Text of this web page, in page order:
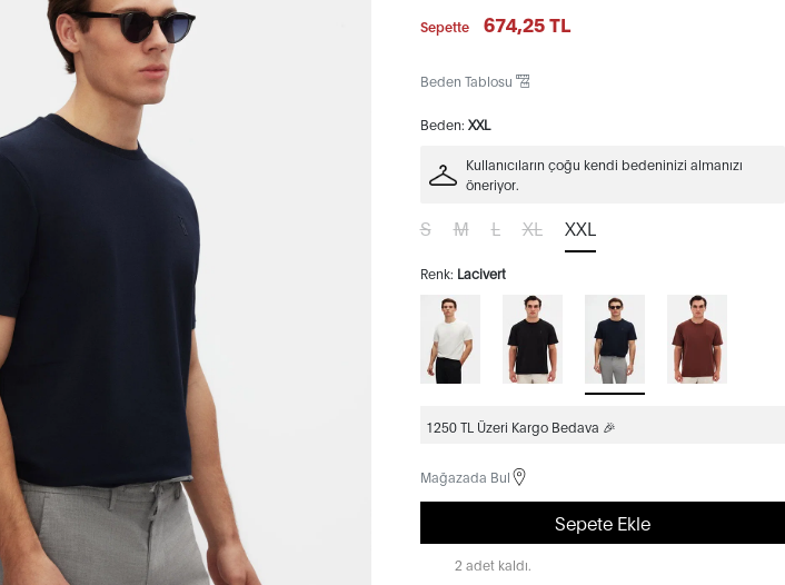
Sepette 674,25 TL
Beden: XXL
Beden Tablosu
Kullanıcıların çoğu kendi bedeninizi almanızı
öneriyor.
S M L XL XXL
Renk: Lacivert
1250 TL Üzeri Kargo Bedava 🎉
Mağazada Bul
Sepete Ekle
2 adet kaldı.